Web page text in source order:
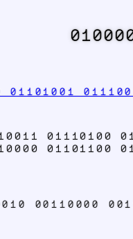
01101001
01110100
01101100
00110000